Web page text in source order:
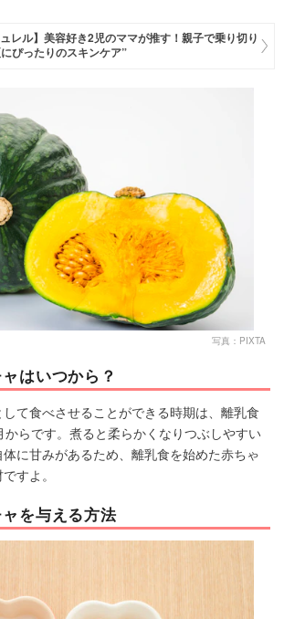
ト
ュレル】美容好き2児のママが推す！親子で乗り切り
ぴったりのスキンケア”
写真：PIXTA
はいつから？
て食べさせることができる時期は、離乳食
らです。煮ると柔らかくなりつぶしやすい
に甘みがあるため、離乳食を始めた赤ちゃ
すよ。
を与える方法